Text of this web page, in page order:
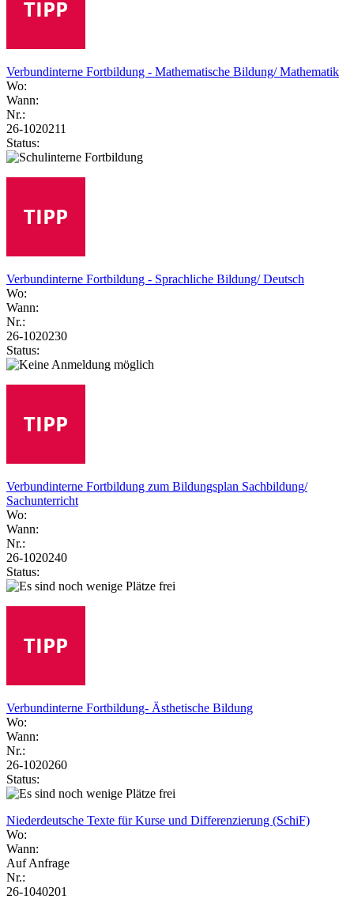
Verbundinterne Fortbildung - Mathematische Bildung/ Mathematik
Wo:
Wann:
Nr.:
26-1020211
Status:
Verbundinterne Fortbildung - Sprachliche Bildung/ Deutsch
Wo:
Wann:
Nr.:
26-1020230
Status:
Verbundinterne Fortbildung zum Bildungsplan Sachbildung/
Sachunterricht
Wo:
Wann:
Nr.:
26-1020240
Status:
Verbundinterne Fortbildung- Ästhetische Bildung
Wo:
Wann:
Nr.:
26-1020260
Status:
Niederdeutsche Texte für Kurse und Differenzierung (SchiF)
Wo:
Wann:
Auf Anfrage
Nr.:
26-1040201